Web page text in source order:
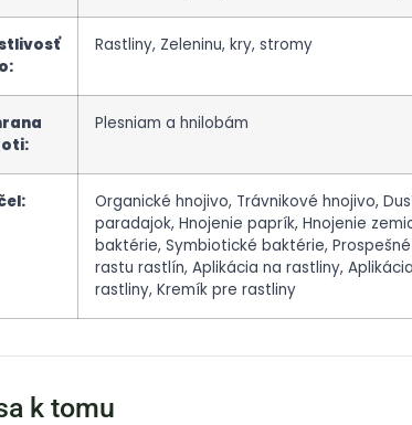
o:
Rastliny, Zeleninu, kry, stromy
:
Plesniam a hnilobám
:
Organické hnojivo, Trávnikové hnojivo,
paradajok, Hnojenie paprík, Hnojenie
baktérie, Symbiotické baktérie,
rastu rastlín, Aplikácia na rastliny,
rastliny, Kremík pre rastliny
k tomu